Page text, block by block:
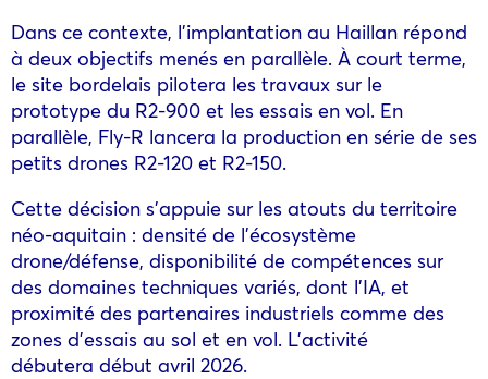
Dans ce contexte, l’implantation au Haillan répond
à deux objectifs menés en parallèle. À court terme,
le site bordelais pilotera les travaux sur le
prototype du R2-900 et les essais en vol. En
parallèle, Fly-R lancera la production en série de ses
petits drones R2-120 et R2-150.
Cette décision s’appuie sur les atouts du territoire
néo-aquitain : densité de l’écosystème
drone/défense, disponibilité de compétences sur
des domaines techniques variés, dont l’IA, et
proximité des partenaires industriels comme des
zones d’essais au sol et en vol. L’activité
débutera début avril 2026.